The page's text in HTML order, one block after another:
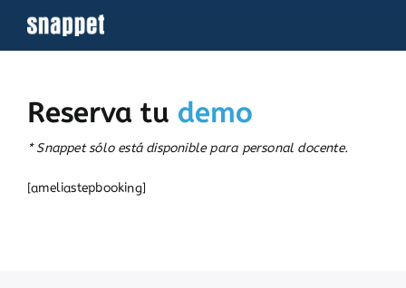
contenido
Reserva tu demo
* Snappet sólo está disponible para personal docente.
[ameliastepbooking]